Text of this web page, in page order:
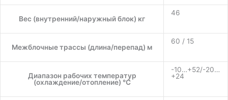
Вес (внутренний/наружный блок) кг
46
Межблочные трассы (длина/перепад) м
60 / 15
Диапазон рабочих температур
(охлаждение/отопление) °C
-10…+52/-20…
+24